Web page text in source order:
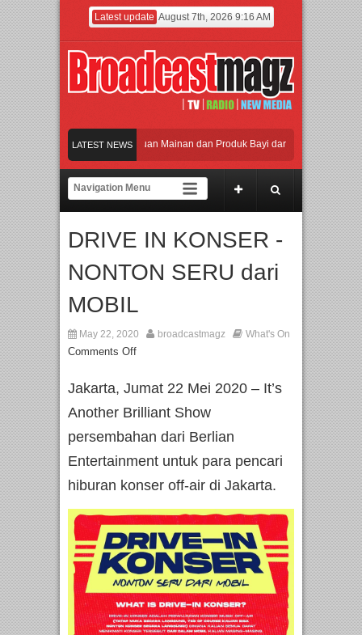
Latest update August 7th, 2026 9:16 AM
LATEST NEWS
Jakarta dengan Ribuan Mainan dan Produk Bayi dari Seluruh Dunia, IBTE
Gerbang Inovasi dan Peluang Bisnis Industri Gifts dan Housewares Asia
Perpaduan Warisan Dan Semangat Lokal, BIRKENSTOCK INDONESIA
Jakarta dengan Ribuan Mainan dan Produk Bayi dari Seluruh Dunia, IBTE
DRIVE IN KONSER -
NONTON SERU dari
MOBIL
May 22, 2020 broadcastmagz What's On
Comments Off
Jakarta, Jumat 22 Mei 2020 – It’s
Another Brilliant Show
persembahan dari Berlian
Entertainment untuk para pencari
hiburan konser off-air di Jakarta.